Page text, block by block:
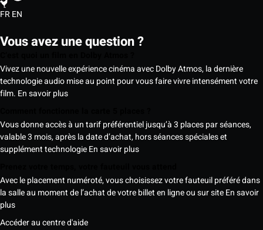
FREN
Vous avez une question ?
Vivez une nouvelle expérience cinéma avec Dolby Atmos, la dernière
technologie audio mise au point pour vous faire vivre intensément votre
film. En savoir plus
Vous donne accès à un tarif préférentiel jusqu’à 3 places par séances,
valable 3 mois, après la date d’achat, hors séances spéciales et
supplément technologieEn savoir plus
Avec le placement numéroté, vous choisissez votre fauteuil préféré dans
la salle au moment de l’achat de votre billet en ligne ou sur siteEn savoir
plus
Accéder au centre d'aide